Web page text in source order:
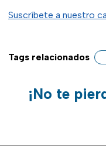
Suscríbete a nuestro
Tags relacionados
¡No te